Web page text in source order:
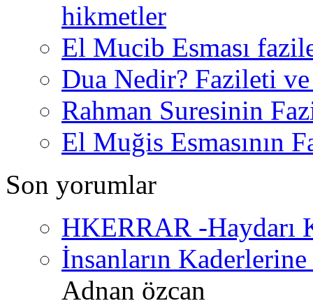
hikmetler
El Mucib Esması
Dua Nedir? Fazileti
Rahman Suresinin
El Muğis Esmasının
Son yorumlar
HKERRAR -Haydarı
İnsanların
Adnan özcan